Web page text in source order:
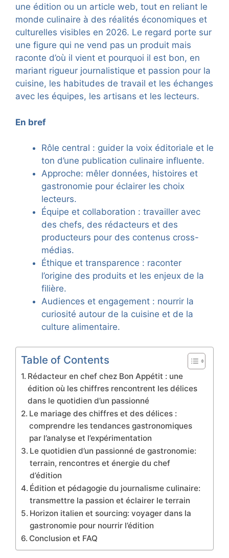
une édition ou un article web, tout en reliant le
monde culinaire à des réalités économiques et
culturelles visibles en 2026. Le regard porte sur
une figure qui ne vend pas un produit mais
raconte d’où il vient et pourquoi il est bon, en
mariant rigueur journalistique et passion pour la
cuisine, les habitudes de travail et les échanges
avec les équipes, les artisans et les lecteurs.
En bref
Rôle central : guider la voix éditoriale et le
ton d’une publication culinaire influente.
Approche: mêler données, histoires et
gastronomie pour éclairer les choix
lecteurs.
Équipe et collaboration : travailler avec
des chefs, des rédacteurs et des
producteurs pour des contenus cross-
médias.
Éthique et transparence : raconter
l’origine des produits et les enjeux de la
filière.
Audiences et engagement : nourrir la
curiosité autour de la cuisine et de la
culture alimentaire.
Table of Contents
Rédacteur en chef chez Bon Appétit : une
édition où les chiffres rencontrent les délices
dans le quotidien d’un passionné
Le mariage des chiffres et des délices :
comprendre les tendances gastronomiques
par l’analyse et l’expérimentation
Le quotidien d’un passionné de gastronomie:
terrain, rencontres et énergie du chef
d’édition
Édition et pédagogie du journalisme culinaire:
transmettre la passion et éclairer le terrain
Horizon italien et sourcing: voyager dans la
gastronomie pour nourrir l’édition
Conclusion et FAQ